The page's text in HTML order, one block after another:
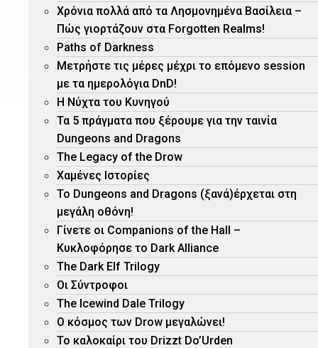
Χρόνια πολλά από τα Λησμονημένα Βασίλεια –
Πώς γιορτάζουν στα Forgotten Realms!
Paths of Darkness
Μετρήστε τις μέρες μέχρι το επόμενο session
με τα ημερολόγια DnD!
H Νύχτα του Κυνηγού
Τα 5 πράγματα που ξέρουμε για την ταινία
Dungeons and Dragons
The Legacy of the Drow
Χαμένες Ιστορίες
Το Dungeons and Dragons (ξανά)έρχεται στη
μεγάλη οθόνη!
Γίνετε οι Companions of the Hall –
Κυκλοφόρησε το Dark Alliance
The Dark Elf Trilogy
Οι Σύντροφοι
The Icewind Dale Trilogy
O κόσμος των Drow μεγαλώνει!
To καλοκαίρι του Drizzt Do’Urden